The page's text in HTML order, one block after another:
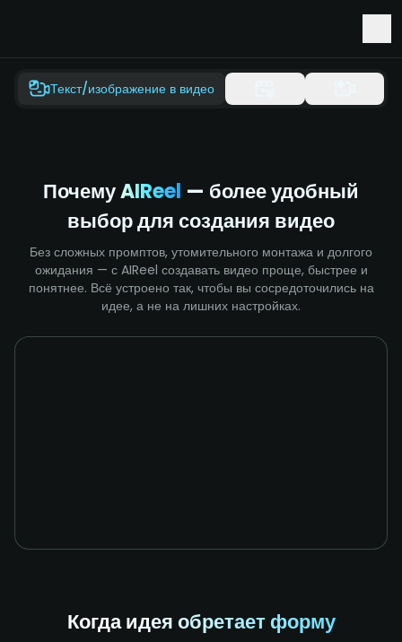
Текст/изображение в видео
ПочемуAIReel — более удобный
выбор для создания видео
Без сложных промптов, утомительного монтажа и долгого
ожидания — с AIReel создавать видео проще, быстрее и
понятнее. Всё устроено так, чтобы вы сосредоточились на
идее, а не на лишних настройках.
Когда идея обретает форму